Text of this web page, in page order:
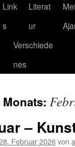
Link
s
Literat
ur
Verschiede
nes
–
Februar 2026von